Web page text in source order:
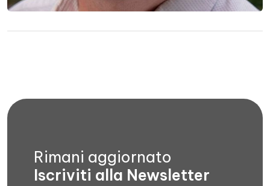
Rimani aggiornato
Iscriviti alla Newsletter